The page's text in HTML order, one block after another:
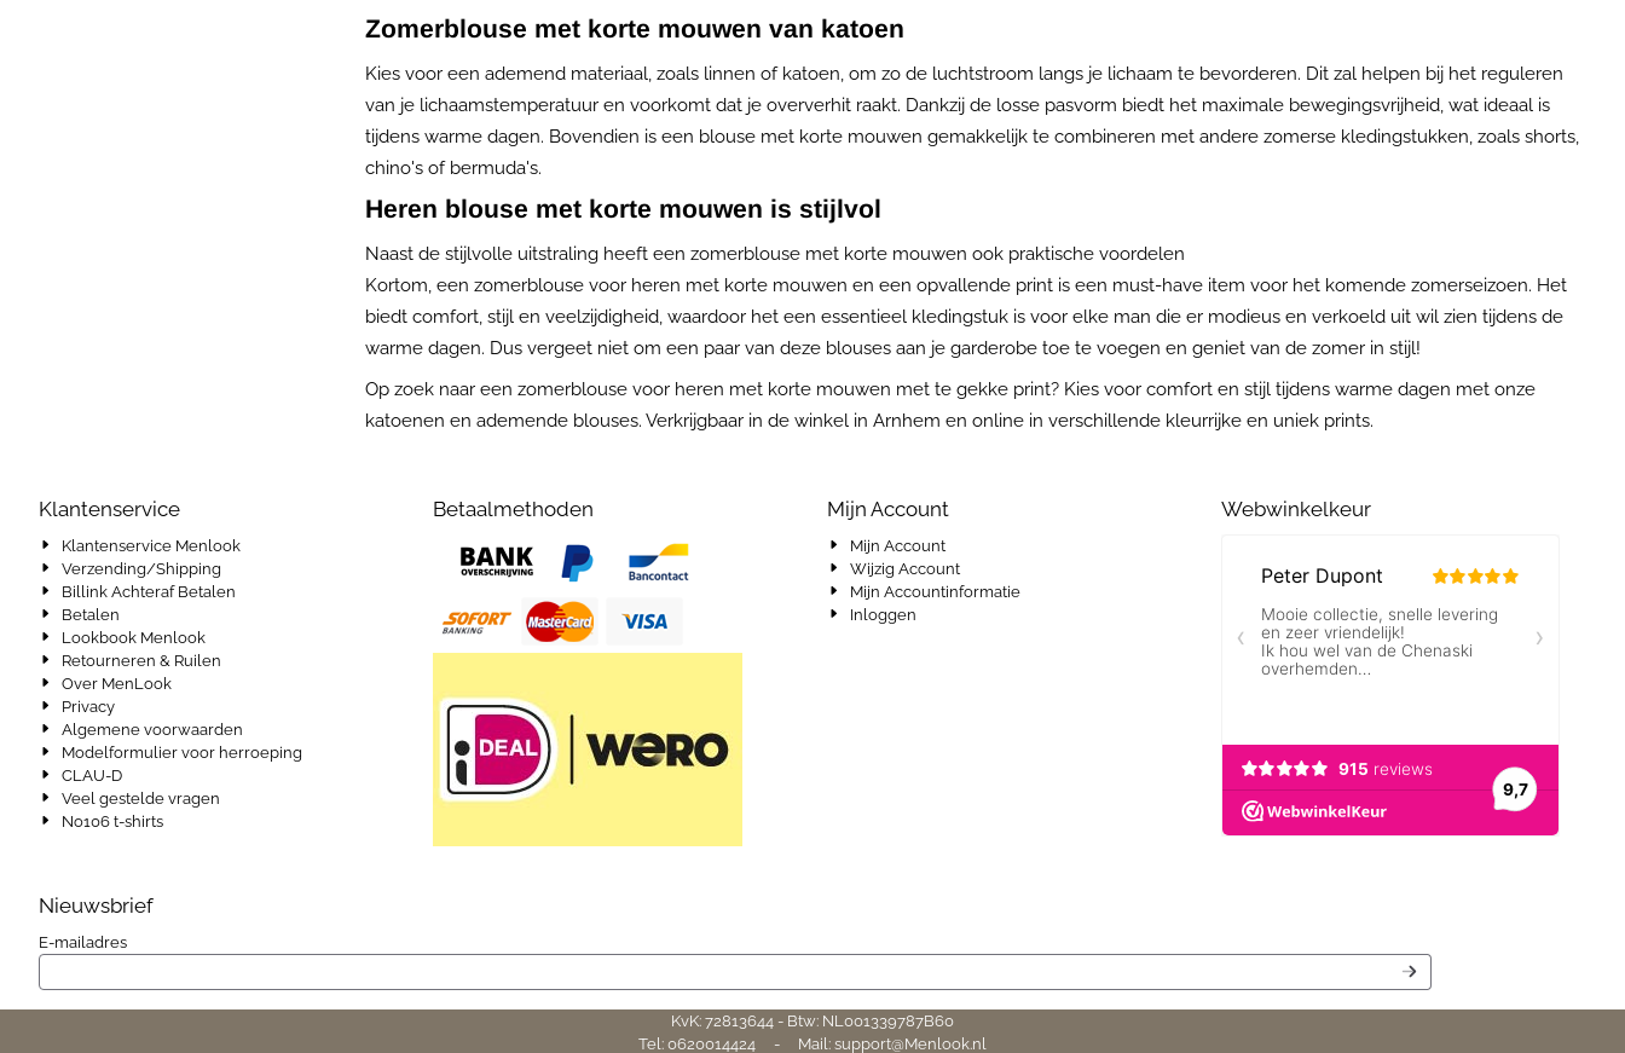
Zomerblouse met korte mouwen van katoen
Kies voor een ademend materiaal, zoals linnen of katoen, om zo de luchtstroom langs je lichaam te bevorderen. Dit zal helpen bij het reguleren
van je lichaamstemperatuur en voorkomt dat je oververhit raakt. Dankzij de losse pasvorm biedt het maximale bewegingsvrijheid, wat ideaal is
tijdens warme dagen. Bovendien is een blouse met korte mouwen gemakkelijk te combineren met andere zomerse kledingstukken, zoals shorts,
chino's of bermuda's.
Heren blouse met korte mouwen is stijlvol
Naast de stijlvolle uitstraling heeft een zomerblouse met korte mouwen ook praktische voordelen
Kortom, een zomerblouse voor heren met korte mouwen en een opvallende print is een must-have item voor het komende zomerseizoen. Het
biedt comfort, stijl en veelzijdigheid, waardoor het een essentieel kledingstuk is voor elke man die er modieus en verkoeld uit wil zien tijdens de
warme dagen. Dus vergeet niet om een paar van deze blouses aan je garderobe toe te voegen en geniet van de zomer in stijl!
Op zoek naar een zomerblouse voor heren met korte mouwen met te gekke print? Kies voor comfort en stijl tijdens warme dagen met onze
katoenen en ademende blouses. Verkrijgbaar in de winkel in Arnhem en online in verschillende kleurrijke en uniek prints.
Klantenservice
Klantenservice Menlook
Verzending/Shipping
Billink Achteraf Betalen
Betalen
Lookbook Menlook
Retourneren & Ruilen
Over MenLook
Privacy
Algemene voorwaarden
Modelformulier voor herroeping
CLAU-D
Veel gestelde vragen
No106 t-shirts
Betaalmethoden Mijn Account
Mijn Account
Wijzig Account
Mijn Accountinformatie
Inloggen
Webwinkelkeur
Nieuwsbrief
E-mailadresVul je e-mailadres in voor de nieuwsbrief
KvK: 72813644 - Btw: NL001339787B60
Tel: 0620014424 - Mail: support@Menlook.nl